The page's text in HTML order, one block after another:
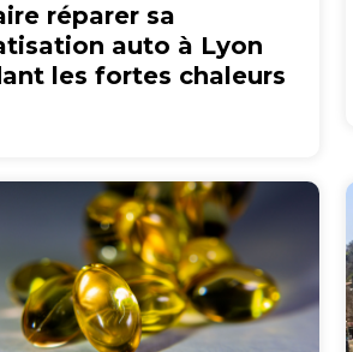
réparer sa
auto à Lyon
les fortes chaleurs